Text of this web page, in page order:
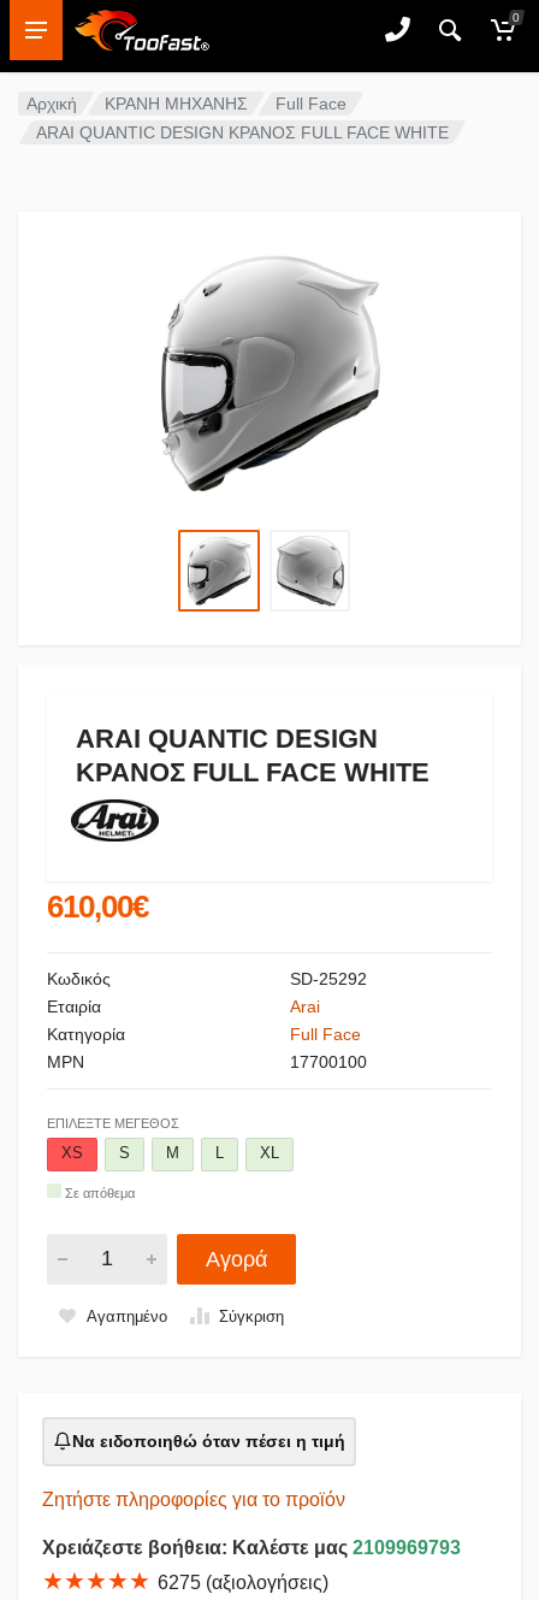
0
Αρχική ΚΡΑΝΗ ΜΗΧΑΝΗΣ
Full Face
ARAI QUANTIC DESIGN ΚΡΑΝΟΣ FULL FACE WHITE
ARAI QUANTIC DESIGN
ΚΡΑΝΟΣ FULL FACE WHITE
610,00€
Κωδικός
SD-25292
Εταιρία
Arai
Κατηγορία
Full Face
MPN
17700100
ΕΠΙΛΈΞΤΕ ΜΈΓΕΘΟΣ
XS S M L XL
Σε απόθεμα
Αγορά
Αγαπημένο Σύγκριση
Να ειδοποιηθώ όταν πέσει η τιμή
Ζητήστε πληροφορίες για το προϊόν
Χρειάζεστε βοήθεια: Καλέστε μας 2109969793
★★★★★ 6275 (αξιολογήσεις)